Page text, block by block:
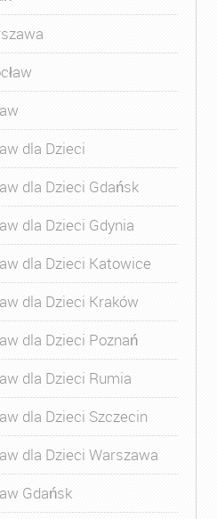
dla Dzieci
dla Dzieci Gdańsk
dla Dzieci Gdynia
dla Dzieci Katowice
dla Dzieci Kraków
dla Dzieci Poznań
dla Dzieci Rumia
dla Dzieci Szczecin
dla Dzieci Warszawa
Gdańsk